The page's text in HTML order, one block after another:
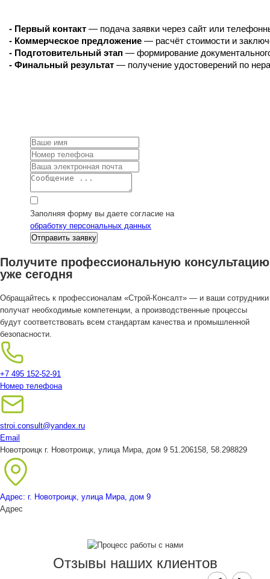
- Первый контакт — подача заявки через сайт или
- Коммерческое предложение — расчёт стоимости и
- Подготовительный этап — формирование
- Финальный результат — получение удостоверений по
Заполняя форму вы даете согласие на
обработку персональных данных
Получите профессиональную консультацию
уже сегодня
Обращайтесь к профессионалам «Строй-Консалт» — и ваши сотрудники
получат необходимые компетенции, а производственные процессы
будут соответствовать всем стандартам качества и промышленной
безопасности.
+7 495 152-52-91
Номер телефона
stroi.consult@yandex.ru
Email
Новотроицк г. Новотроицк, улица Мира, дом 9 51.206158, 58.298829
Адрес: г. Новотроицк, улица Мира, дом 9
Адрес
Отзывы наших клиентов